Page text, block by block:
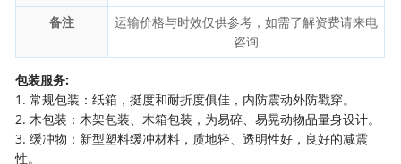
备注
运输价格与时效仅供参考，如需了解资费请来电
咨询
包装服务:
1. 常规包装：纸箱，挺度和耐折度俱佳，内防震动外防戳穿。
2. 木包装：木架包装、木箱包装，为易碎、易晃动物品量身设计。
3. 缓冲物：新型塑料缓冲材料，质地轻、透明性好，良好的减震
性。